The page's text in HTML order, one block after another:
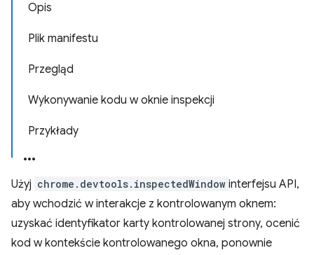
Opis
Plik manifestu
Przegląd
Wykonywanie kodu w oknie inspekcji
Przykłady
Użyj chrome.devtools.inspectedWindow interfejsu API,
aby wchodzić w interakcje z kontrolowanym oknem:
uzyskać identyfikator karty kontrolowanej strony, ocenić
kod w kontekście kontrolowanego okna, ponownie